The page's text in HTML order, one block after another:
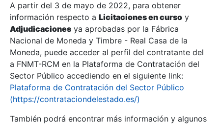
Mostrar/Ocultar
A partir del 3 de mayo de 2022, para obtener
información respecto a Licitaciones en curso y
Adjudicaciones ya aprobadas por la Fábrica
Nacional de Moneda y Timbre - Real Casa de la
Moneda, puede acceder al perfil del contratante del
a FNMT-RCM en la Plataforma de Contratación del
Sector Público accediendo en el siguiente link:
Plataforma de Contratación del Sector Público
(https://contrataciondelestado.es/)
También podrá encontrar más información y algunos